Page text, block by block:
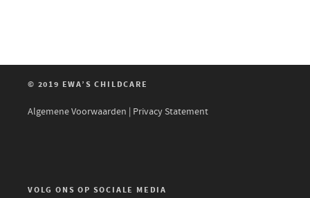
© 2019 EWA’S CHILDCARE
Algemene Voorwaarden | Privacy Statement
VOLG ONS OP SOCIALE MEDIA